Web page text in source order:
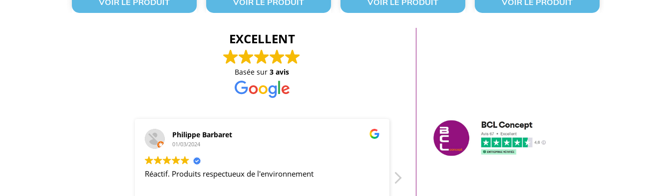
VOIR LE PRODUIT VOIR LE PRODUIT VOIR LE PRODUIT VOIR LE PRODUIT
EXCELLENT
Basée sur3 avis
Philippe Barbaret
01/03/2024
Réactif. Produits respectueux de l'environnement
marcus leleu
21/03/2018